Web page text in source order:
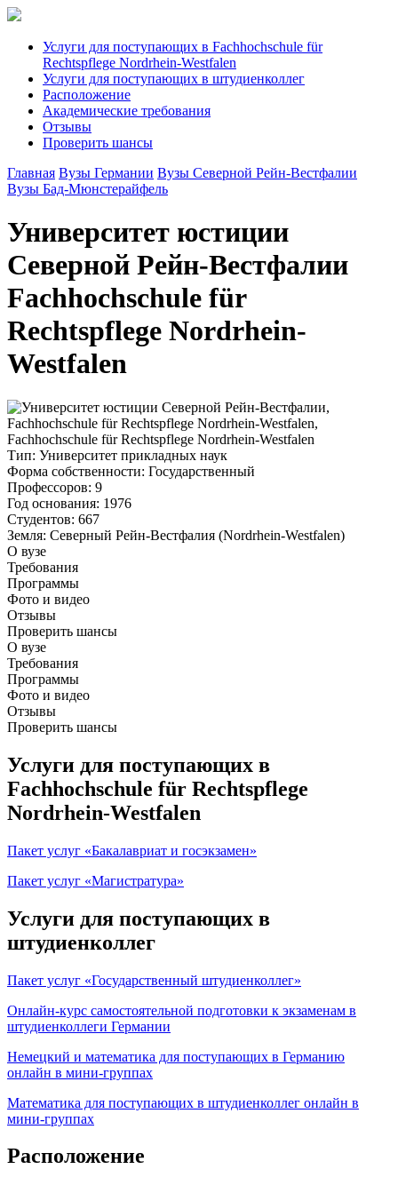
Услуги для поступающих в Fachhochschule für
Rechtspflege Nordrhein-Westfalen
Услуги для поступающих в штудиенколлег
Расположение
Академические требования
Отзывы
Проверить шансы
Главная Вузы Германии Вузы Северной Рейн-Вестфалии
Вузы Бад-Мюнстерайфель
Университет юстиции
Северной Рейн-Вестфалии
Fachhochschule für
Rechtspflege Nordrhein-
Westfalen
Тип: Университет прикладных наук
Форма собственности: Государственный
Профессоров: 9
Год основания: 1976
Студентов: 667
Земля: Северный Рейн-Вестфалия (Nordrhein-Westfalen)
О вузе
Требования
Программы
Фото и видео
Отзывы
Проверить шансы
О вузе
Требования
Программы
Фото и видео
Отзывы
Проверить шансы
Услуги для поступающих в
Fachhochschule für Rechtspflege
Nordrhein-Westfalen
Пакет услуг «Бакалавриат и госэкзамен»
Пакет услуг «Магистратура»
Услуги для поступающих в
штудиенколлег
Пакет услуг «Государственный штудиенколлег»
Онлайн-курс самостоятельной подготовки к экзаменам в
штудиенколлеги Германии
Немецкий и математика для поступающих в Германию
онлайн в мини-группах
Математика для поступающих в штудиенколлег онлайн в
мини-группах
Расположение